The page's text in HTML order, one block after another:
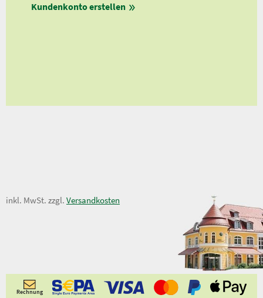
Kundenkonto erstellen
0,99 €
inkl. MwSt. zzgl. Versandkosten
Rechnung